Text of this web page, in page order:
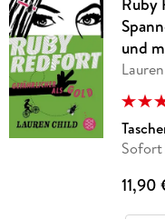
und
11,90